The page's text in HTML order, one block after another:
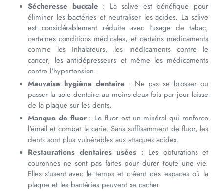
Sécheresse buccale : La salive est bénéfique pour
éliminer les bactéries et neutraliser les acides. La salive
est considérablement réduite avec l'usage de tabac,
certaines conditions médicales, et certains médicaments
comme les inhalateurs, les médicaments contre le
cancer, les antidépresseurs et même les médicaments
contre l'hypertension.
Mauvaise hygiène dentaire : Ne pas se brosser ou
passer la soie dentaire au moins deux fois par jour laisse
de la plaque sur les dents.
Manque de fluor: Le fluor est un minéral qui renforce
l'émail et combat la carie. Sans suffisamment de fluor, les
dents sont plus vulnérables aux attaques acides.
Restaurations dentaires usées : Les obturations et
couronnes ne sont pas faites pour durer toute une vie.
Elles s'usent avec le temps et créent des espaces où la
plaque et les bactéries peuvent se cacher.